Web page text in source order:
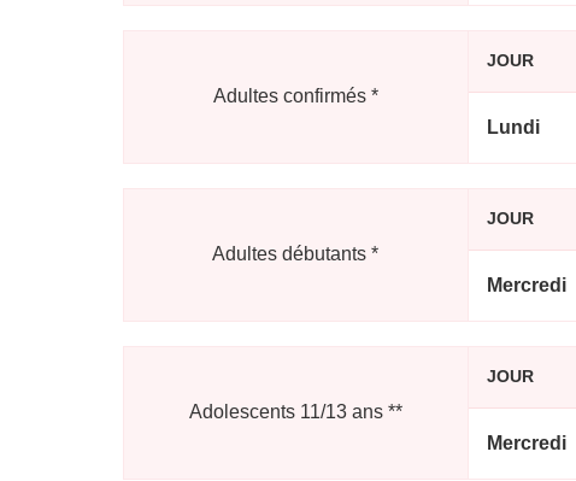
Adultes confirmés *
JOUR
Lundi
Adultes débutants*
JOUR
Mercredi
Adolescents 11/13 ans **
JOUR
Mercredi